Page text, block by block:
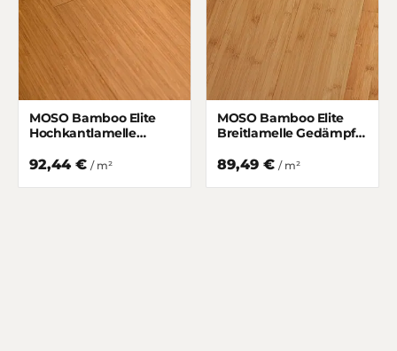
MOSO Bamboo Elite
Hochkantlamelle
92,44 € / m²
MOSO Bamboo Elite
Breitlamelle Gedämpft
89,49 € / m²